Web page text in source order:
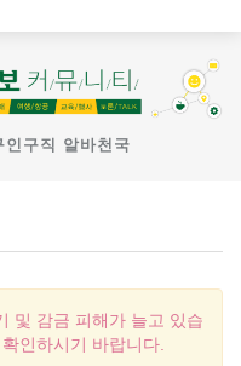
인구직 알바천국
및 감금 피해가 늘고 있습
인하시기 바랍니다.